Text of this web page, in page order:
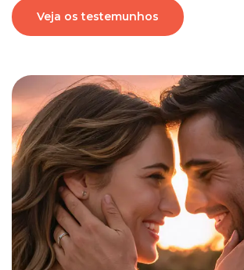
Veja os testemunhos